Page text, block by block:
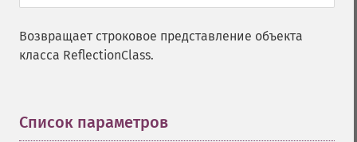
Возвращает строковое представление объекта
класса ReflectionClass.
Список параметров